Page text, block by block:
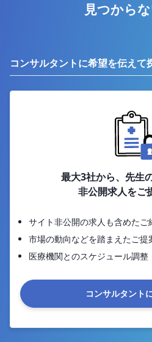
見つから
コンサルタントに希望を伝えて
最大3社から、先生
非公開求人をご
サイト非公開の求人も含めたご
市場の動向などを踏まえたご提
医療機関とのスケジュール調整
コンサルタント